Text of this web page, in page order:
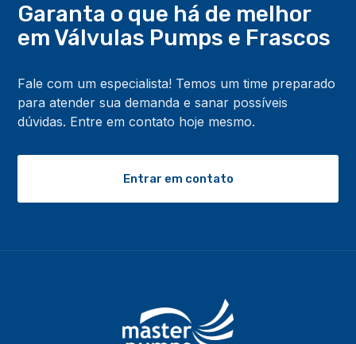
Garanta o que há de melhor
em Válvulas Pumps e Frascos
Fale com um especialista! Temos um time preparado
para atender sua demanda e sanar possíveis
dúvidas. Entre em contato hoje mesmo.
Entrar em contato